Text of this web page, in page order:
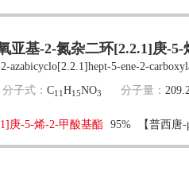
亚基-2-氮杂二环[2.2.1]庚-5-
azabicyclo[2.2.1]hept-5-ene-2-
分子式： C11 H15NO3 分子量：
庚-5-烯-2-甲酸基酯 95% 【普西唐-